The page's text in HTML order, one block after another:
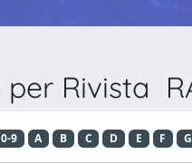
Rivista
0-9 A B C D E F G